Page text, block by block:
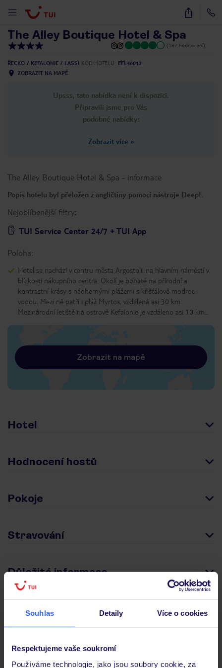
Souhlas Detaily Více o cookies
Respektujeme vaše soukromí
Používáme technologie, jako jsou soubory cookie, za
127
The Alley Boutique Hotel & Spa
(187 hodnocení)
ŘECKO KEFALONIE LASSI KÓD HOTELU
EFL46012
ZOBRAZIT NA MAPĚ
Upsss, tato nabídka není k dispozici.
Připravili jsme pro Vás
podobné nabídky:
Zobrazit více »
The Alley Boutique Hotel & Spa - informace
Popis hotelu byl přeložen z angličtiny pomocí nástroje DeepL
Nejoblíbenější filtry:
TUI Service Center 24/7 + TUI App
Poloha:
Hotel se nachází v centru města Argostoli, na hlavním náměstí v
blízkosti nákupního centra. Okolí je bohaté na přírodní a
kontrastní krásy s nádhernými plážemi s křišťálově modrou
vodou. Mezi ně patří i pláž Myrtos, vzdálená asi 30 km.
Mezinárodní letiště na ostrově Kefalonie je vzdáleno asi 10 km..
Zobrazit na mapě
Hotel
Hodnocení hostů
Pokoje
Stravování
Důležité informace
Často kladené otázky
Budeme ubytováni ihned po příjezdu do hotelu?
Kam jít po přistání a vyzvednutí zavazadel?